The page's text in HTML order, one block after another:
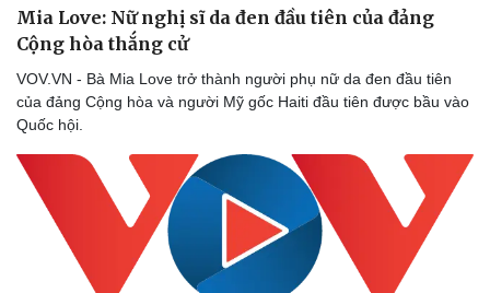
Mia Love: Nữ nghị sĩ da đen đầu tiên của đảng
Cộng hòa thắng cử
VOV.VN - Bà Mia Love trở thành người phụ nữ da đen đầu tiên
của đảng Cộng hòa và người Mỹ gốc Haiti đầu tiên được bầu vào
Quốc hội.